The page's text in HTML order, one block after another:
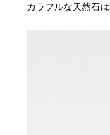
カラフルな天然石